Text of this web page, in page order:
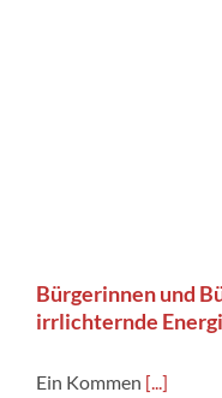
Bürgerinnen und
irrlichternde
Ein Kommen [...]